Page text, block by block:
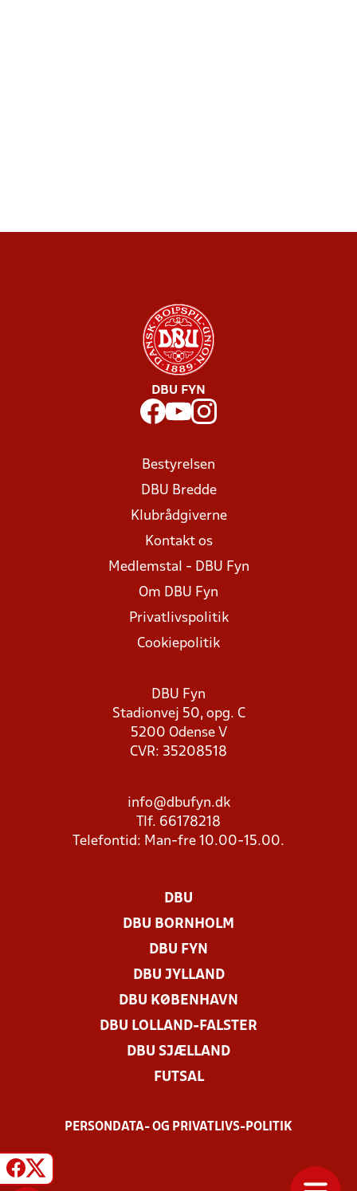
DBU FYN
Bestyrelsen
DBU Bredde
Klubrådgiverne
Kontakt os
Medlemstal - DBU Fyn
Om DBU Fyn
Privatlivspolitik
Cookiepolitik
DBU Fyn
Stadionvej 50, opg. C
5200 Odense V
CVR: 35208518
info@dbufyn.dk
Tlf. 66178218
Telefontid: Man-fre 10.00-15.00.
DBU
DBU BORNHOLM
DBU FYN
DBU JYLLAND
DBU KØBENHAVN
DBU LOLLAND-FALSTER
DBU SJÆLLAND
FUTSAL
PERSONDATA- OG PRIVATLIVS-POLITIK